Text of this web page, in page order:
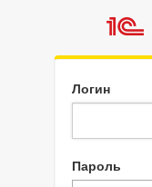
Логин
Пароль